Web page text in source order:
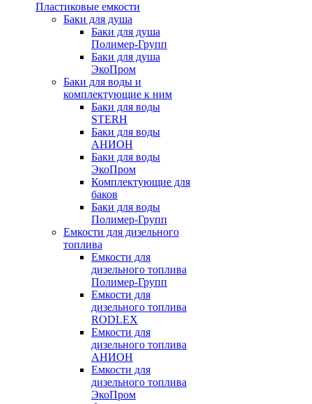
Пластиковые емкости
Баки для душа
Баки для душа
Полимер-Групп
Баки для душа
ЭкоПром
Баки для воды и
комплектующие к ним
Баки для воды
STERH
Баки для воды
АНИОН
Баки для воды
ЭкоПром
Комплектующие для
баков
Баки для воды
Полимер-Групп
Емкости для дизельного
топлива
Емкости для
дизельного топлива
Полимер-Групп
Емкости для
дизельного топлива
RODLEX
Емкости для
дизельного топлива
АНИОН
Емкости для
дизельного топлива
ЭкоПром